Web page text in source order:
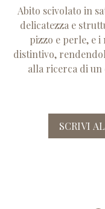
Abito scivolato in
delicatezza e
pizzo e perle, e
distintivo,
alla ricerca di
SCRIVI